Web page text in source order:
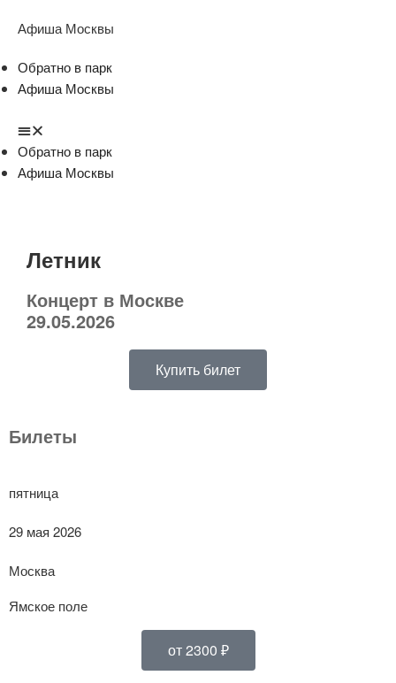
Афиша Москвы
Обратно в парк
Афиша Москвы
Обратно в парк
Афиша Москвы
Летник
Концерт в Москве
29.05.2026
Купить билет
Билеты
пятница
29 мая 2026
Москва
Ямское поле
от 2300 ₽